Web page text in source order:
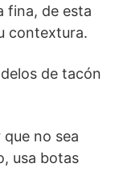
fina, de esta
contextura.
de tacón
no sea
usa botas